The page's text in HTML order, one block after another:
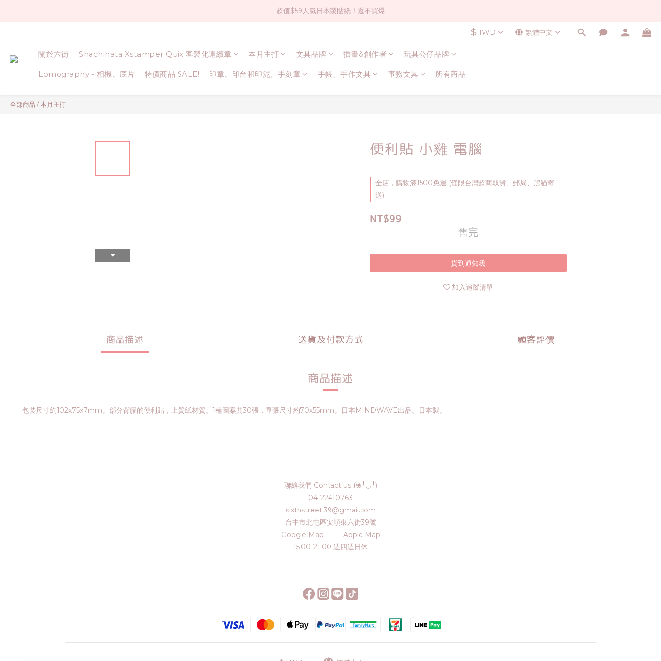
社群大人氣！各種有趣的打洞器
超值$59人氣日本製貼紙！還不買爆
社群大人氣！各種有趣的打洞器
$ TWD 繁體中文
關於六街 Shachihata Xstamper Quix 客製化連續章 本月主打 文具品牌 插畫&創作者 玩具公仔品牌
Lomography - 相機、底片 特價商品 SALE! 印章、印台和印泥、手刻章 手帳、手作文具 事務文具 所有商品
全部商品 /本月主打
便利貼 小雞 電腦
全店，購物滿1500免運 (僅限台灣超商取貨、郵局、黑貓寄
送)
NT$99
售完
貨到通知我
加入追蹤清單
商品描述 送貨及付款方式 顧客評價
商品描述
包裝尺寸約102x75x7mm。部分背膠的便利貼，上質紙材質。1種圖案共30張，單張尺寸約70x55mm。日本MINDWAVE出品。日本製。
聯絡我們 Contact us (❀╹◡╹)
04-22410763
sixthstreet.39@gmail.com
台中市北屯區安順東六街39號
Google Map
Apple Map
15:00-21:00 週四週日休